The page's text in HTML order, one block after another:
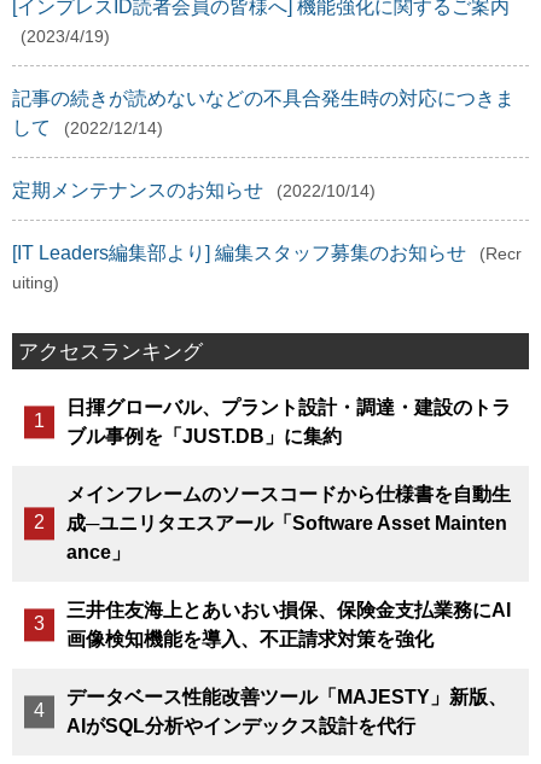
[インプレスID読者会員の皆様へ] 機能強化に関するご案内
(2023/4/19)
記事の続きが読めないなどの不具合発生時の対応につきま
して
(2022/12/14)
定期メンテナンスのお知らせ (2022/10/14)
[IT Leaders編集部より] 編集スタッフ募集のお知らせ
(Recr
uiting)
アクセスランキング
日揮グローバル、プラント設計・調達・建設のトラ
ブル事例を「JUST.DB」に集約
メインフレームのソースコードから仕様書を自動生
成─ユニリタエスアール「Software Asset Mainten
ance」
三井住友海上とあいおい損保、保険金支払業務にAI
画像検知機能を導入、不正請求対策を強化
データベース性能改善ツール「MAJESTY」新版、
AIがSQL分析やインデックス設計を代行